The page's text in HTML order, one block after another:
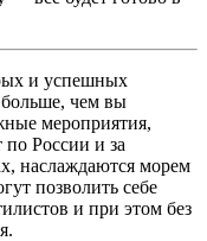
и успешных
чем вы
мероприятия,
по России и за
наслаждаются морем
позволить себе
и при этом без